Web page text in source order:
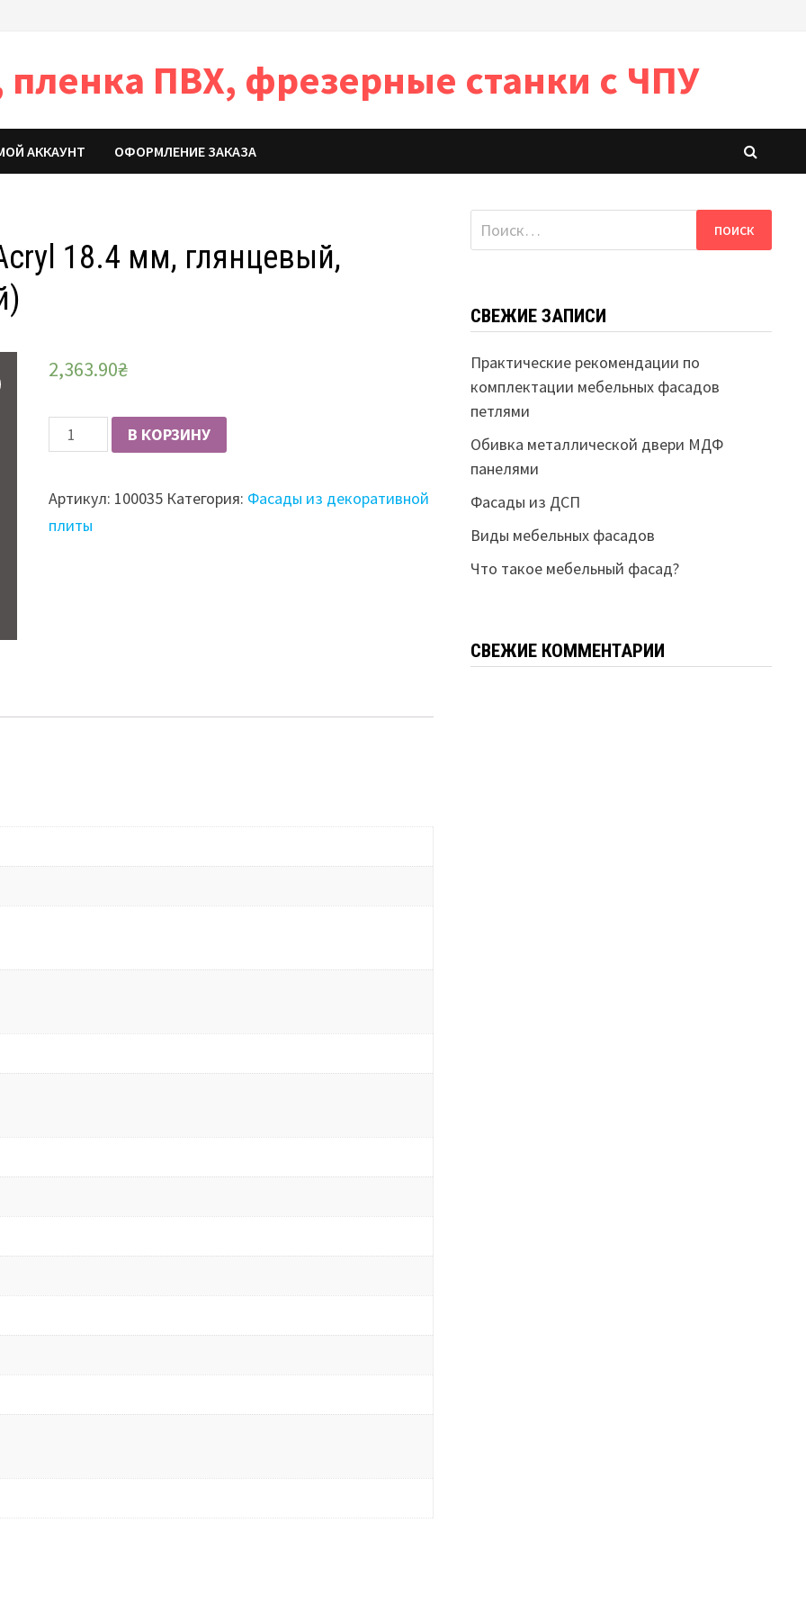
ПВХ, фрезерные станки с ЧПУ
АККАУНТ ОФОРМЛЕНИЕ ЗАКАЗА
18.4 мм, глянцевый,
2,363.90₴
Количество
Фасад
плиты
LuxeForm
В КОРЗИНУ
Артикул: 100035 Категория: Фасады из декоративной
плиты
Найти:
СВЕЖИЕ ЗАПИСИ
Практические рекомендации по
комплектации мебельных фасадов
петлями
Обивка металлической двери МДФ
панелями
Фасады из ДСП
Виды мебельных фасадов
Что такое мебельный фасад?
СВЕЖИЕ КОММЕНТАРИИ